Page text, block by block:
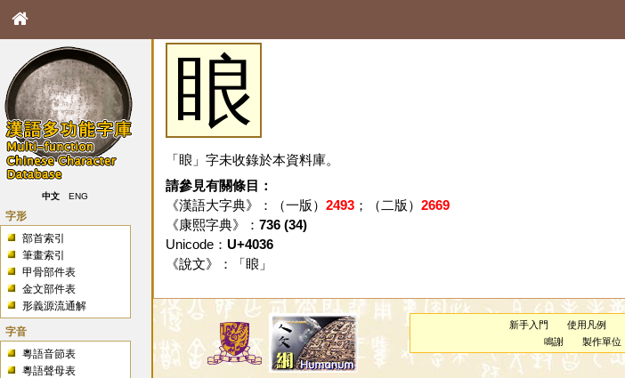
中文 ENG
字形
部首索引
筆畫索引
甲骨部件表
金文部件表
形義源流通解
字音
粵語音節表
粵語聲母表
䀶
「䀶」字未收錄於本資料庫。
請參見有關條目：
《漢語大字典》：（一版） 2493；（二版） 2669
《康熙字典》： 736 (34)
Unicode： U+4036
《說文》：「 䀶 」
新手入門 使用凡例
鳴謝
製作單位